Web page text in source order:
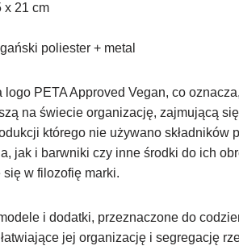
x 21 cm
poliester + metal
logo PETA Approved Vegan, co
na świecie organizację, zajmującą
którego nie używano składników
jak i barwniki czy inne środki do ich
w filozofię marki.
i dodatki, przeznaczone do
jej organizację i segregację